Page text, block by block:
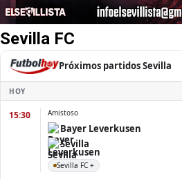
Sevilla FC